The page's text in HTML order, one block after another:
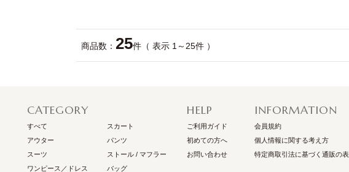
商品数： 25件（ 表示 1～25件 ）
CATEGORY
すべて
アウター
スーツ
ワンピース／ドレス
スカート
パンツ
ストール / マフラー
バッグ
HELP
ご利用ガイド
初めての方へ
お問い合わせ
INFORMATION
会員規約
個人情報に関する考え方
特定商取引法に基づく通販の